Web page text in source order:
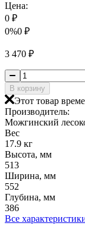
Цена:
0 ₽
0%0 ₽
3 470 ₽
В корзину
Этот товар
Производитель:
Можгинский
Вес
17.9 кг
Высота, мм
513
Ширина, мм
552
Глубина, мм
386
Все